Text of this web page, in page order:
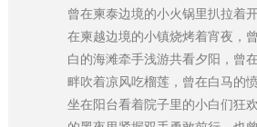
曾在柬泰边境的小火锅里扒拉着
在柬越边境的小镇烧烤着宵夜，
白的海滩牵手浅游共看夕阳，曾
畔吹着凉风吃榴莲，曾在白马的
坐在阳台看着院子里的小白们狂